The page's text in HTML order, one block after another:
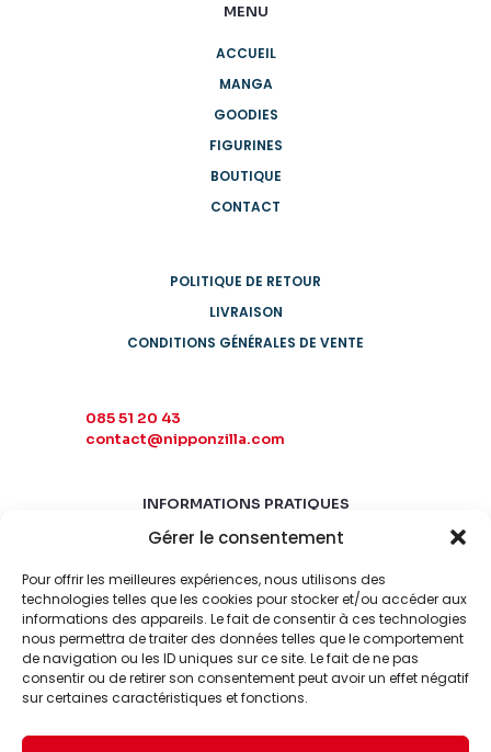
Gérer le consentement
Pour offrir les meilleures expériences, nous utilisons des
technologies telles que les cookies pour stocker et/ou accéder aux
informations des appareils. Le fait de consentir à ces technologies
nous permettra de traiter des données telles que le comportement
de navigation ou les ID uniques sur ce site. Le fait de ne pas
consentir ou de retirer son consentement peut avoir un effet négatif
sur certaines caractéristiques et fonctions.
MENU
ACCUEIL
MANGA
GOODIES
FIGURINES
BOUTIQUE
CONTACT
POLITIQUE DE RETOUR
LIVRAISON
CONDITIONS GÉNÉRALES DE VENTE
085 51 20 43
contact@nipponzilla.com
INFORMATIONS PRATIQUES
MARDI-SAMEDI
LUNDI-DIMANCHE
FERMÉ